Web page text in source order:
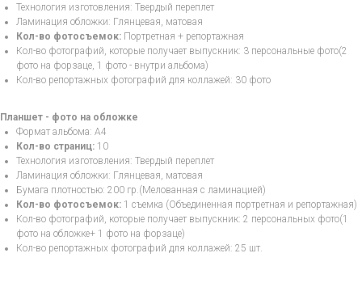
Технология изготовления: Твердый переплет
Ламинация обложки: Глянцевая, матовая
Кол-во фотосъемок: Портретная + репортажная
Кол-во фотографий, которые получает выпускник: 3 персональные фото(2
фото на форзаце, 1 фото - внутри альбома)
Кол-во репортажных фотографий для коллажей: 30 фото
Планшет - фото на обложке
Формат альбома: А4
Кол-во страниц: 10
Технология изготовления: Твердый переплет
Ламинация обложки: Глянцевая, матовая
Бумага плотностью: 200 гр.(Мелованная с ламинацией)
Кол-во фотосъемок: 1 съемка (Объединенная портретная и репортажная)
Кол-во фотографий, которые получает выпускник: 2 персональных фото(1
фото на обложке+ 1 фото на форзаце)
Кол-во репортажных фотографий для коллажей: 25 шт.